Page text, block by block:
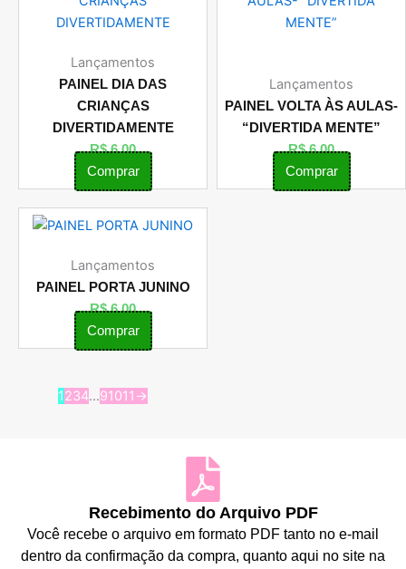
Lançamentos
PAINEL DIA DAS
CRIANÇAS
DIVERTIDAMENTE
R$6,00
Comprar
Lançamentos
PAINEL VOLTA ÀS AULAS-
“DIVERTIDA MENTE”
R$6,00
Comprar
Lançamentos
PAINEL PORTA JUNINO
R$6,00
Comprar
1234…91011 →
Recebimento do Arquivo PDF
Você recebe o arquivo em formato PDF tanto no e-mail
dentro da confirmação da compra, quanto aqui no site na